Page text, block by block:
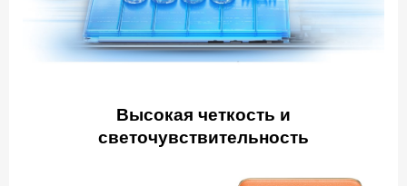
Высокая четкость и
светочувствительность